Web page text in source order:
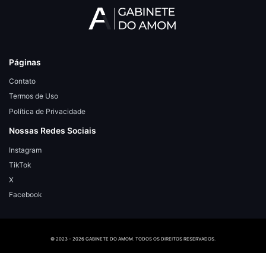
Páginas
Contato
Termos de Uso
Política de Privacidade
Nossas Redes Sociais
Instagram
TikTok
X
Facebook
© 2023 - 2026 GABINETE DO AMOM. TODOS OS DIREITOS RESERVADOS.